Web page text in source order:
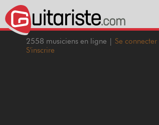
2558 musiciens en ligne | Se connecter
S'inscrire